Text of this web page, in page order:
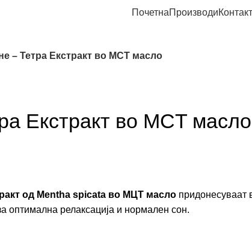
ПочетнаПроизводиКонтакт
– Тетра Екстракт во MCT масло
Екстракт во MCT масло
од Mentha spicata во МЦТ масло придонесуваат
оптимална релаксација и нормален сон.